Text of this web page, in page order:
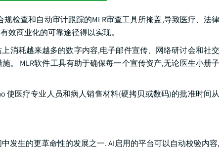
检查和自动审计跟踪的MLR审查工具所掩盖,导致医疗、法律
效商业化的可靠途径得以实现。
消耗越来越多的数字内容,电子邮件宣传、网络研讨会和社交
。 MLR软件工具有助于确保每一个宣传资产,无论医生小册子
使医疗专业人员和病人销售材料(硬拷贝或数码)的批准时间从
发生的更革命性的发展之一. AI启用的平台可以自动校验内容,